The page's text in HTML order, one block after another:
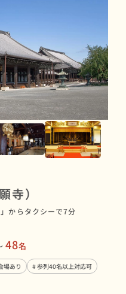
寺）
からタクシーで7分
48名
場あり
# 参列40名以上対応可